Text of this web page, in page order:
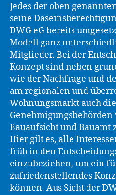
Jedes der oben
seine
DWG eG bereits
Modell ganz
Mitglieder. Bei der
Konzept sind neben
wie der Nachfrage und
am regionalen und
Wohnungsmarkt auch
Bauaufsicht und Bauamt
Hier gilt es, alle
früh in den
einzubeziehen, um ein
zufriedenstellendes
können. Aus Sicht der